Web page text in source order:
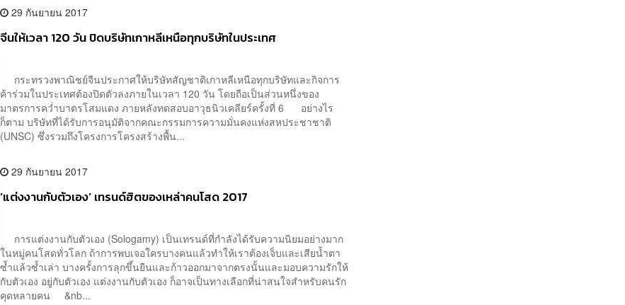
29 กันยายน 2017
จีนให้เวลา 120 วัน ปิดบริษัทเกาหลีเหนือทุกบริษัทในประเทศ
กระทรวงพาณิชย์จีนประกาศให้บริษัทสัญชาติเกาหลีเหนือทุกบริษัทและกิจการ
ค้าร่วมในประเทศต้องปิดตัวลงภายในเวลา 120 วัน โดยถือเป็นส่วนหนึ่งของ
มาตรการคว่ำบาตรโสมแดง ภายหลังทดสอบอาวุธนิวเคลียร์ครั้งที่ 6 อย่างไร
ก็ตาม บริษัทที่ได้รับการอนุมัติจากคณะกรรมการความมั่นคงแห่งสหประชาชาติ
(UNSC) ซึ่งรวมถึงโครงการโครงสร้างพื้น...
29 กันยายน 2017
‘แต่งงานกับตัวเอง’ เทรนด์ฮิตของเหล่าคนโสด 2017
การแต่งงานกับตัวเอง (Sologamy) เป็นเทรนด์ที่กำลังได้รับความนิยมอย่างมาก
ในหมู่คนโสดทั่วโลก ถ้าการพบเจอใครบางคนแล้วทำให้เราต้องเจ็บและเสียน้ำตา
ซ้ำแล้วซ้ำเล่า บางครั้งการลุกขึ้นยืนและก้าวออกมาจากตรงนั้นและมอบความรักให้
กับตัวเอง อยู่กับตัวเอง แต่งงานกับตัวเอง ก็อาจเป็นทางเลือกที่น่าสนใจสำหรับคนรัก
คุดหลายคน &nb...